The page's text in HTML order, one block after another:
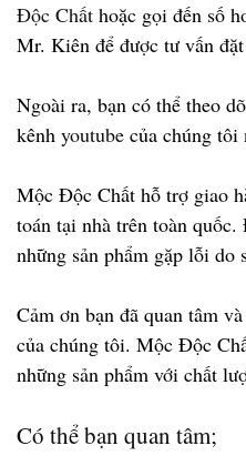
Độc Chất hoặc gọi đến số
Mr. Kiên để được tư vấn đặt
Ngoài ra, bạn có thể theo
kênh youtube của chúng tôi
Mộc Độc Chất hỗ trợ giao
toán tại nhà trên toàn
những sản phẩm gặp lỗi do
Cảm ơn bạn đã quan tâm
của chúng tôi. Mộc Độc
những sản phẩm với chất
Có thể bạn quan tâm;